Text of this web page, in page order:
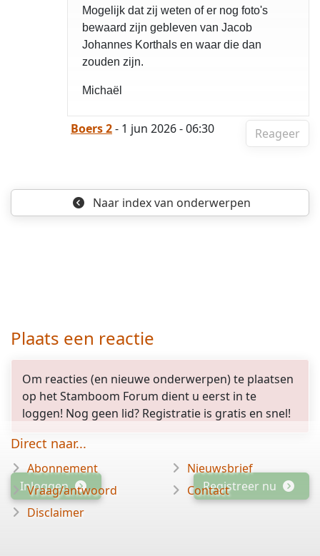
Mogelijk dat zij weten of er nog foto's
bewaard zijn gebleven van Jacob
Johannes Korthals en waar die dan
zouden zijn.
Michaël
Reageer
Boers 2- 1 jun 2026 - 06:30
Naar indexvan onderwerpen
Plaats een reactie
Om reacties (en nieuwe onderwerpen) te plaatsen
op het Stamboom Forum dient u eerst in te
loggen! Nog geen lid? Registratie is gratis en snel!
Inloggen Registreer nu
Direct naar...
Abonnement
Vraag/antwoord
Disclaimer
Nieuwsbrief
Contact